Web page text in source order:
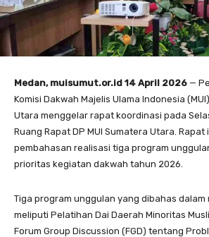
Medan, muisumut.or.id 14 April 2026 —
Komisi Dakwah Majelis Ulama Indonesia
Utara menggelar rapat koordinasi pada
Ruang Rapat DP MUI Sumatera Utara.
pembahasan realisasi tiga program
prioritas kegiatan dakwah tahun 2026.
Tiga program unggulan yang dibahas
meliputi Pelatihan Dai Daerah Minoritas
Forum Group Discussion (FGD) tentang